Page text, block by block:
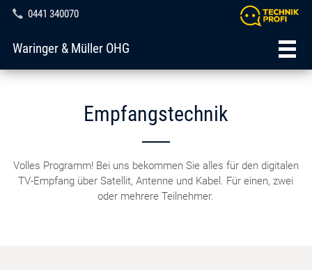
0441 340070
Waringer & Müller OHG
Empfangstechnik
Volles Programm! Bei uns bekommen Sie alles für den digitalen
TV-Empfang über Satellit, Antenne und Kabel. Für einen, zwei
oder mehrere Teilnehmer.